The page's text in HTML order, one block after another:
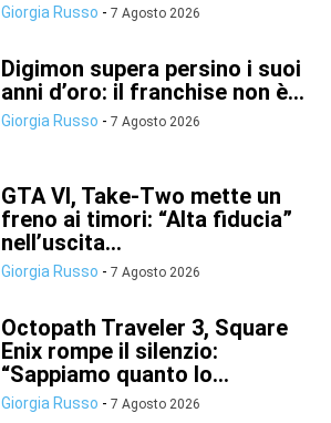
Giorgia Russo - 7 Agosto 2026
Digimon supera persino i suoi
anni d’oro: il franchise non è...
Giorgia Russo - 7 Agosto 2026
GTA VI, Take-Two mette un
freno ai timori: “Alta fiducia”
nell’uscita...
Giorgia Russo - 7 Agosto 2026
Octopath Traveler 3, Square
Enix rompe il silenzio:
“Sappiamo quanto lo...
Giorgia Russo - 7 Agosto 2026